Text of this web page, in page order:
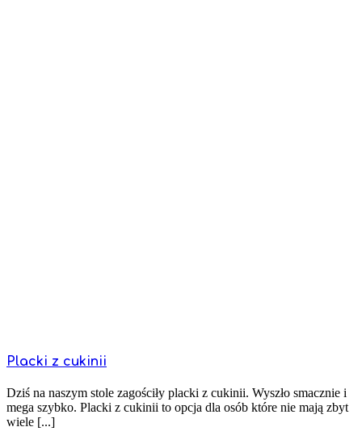
Placki z cukinii
Dziś na naszym stole zagościły placki z cukinii. Wyszło smacznie i
mega szybko. Placki z cukinii to opcja dla osób które nie mają zbyt
wiele [...]